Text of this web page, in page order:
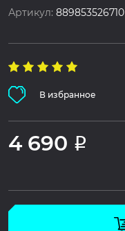
Артикул:889853526710
В избранное
4 690 Р